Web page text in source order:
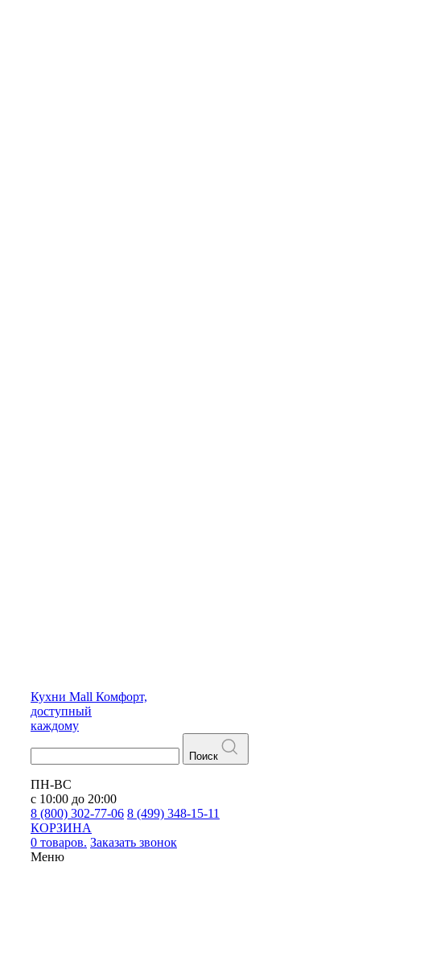
Кухни Mall Комфорт,
доступный
каждому
Поиск
ПН-ВС
с 10:00 до 20:00
8 (800) 302-77-06 8 (499) 348-15-11
КОРЗИНА
0 товаров. Заказать звонок
Меню